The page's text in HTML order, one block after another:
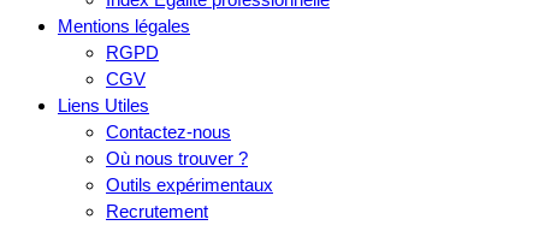
Mentions légales
RGPD
CGV
Liens Utiles
Contactez-nous
Où nous trouver ?
Outils expérimentaux
Recrutement